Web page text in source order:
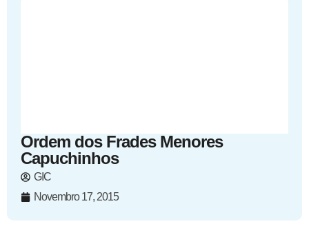
Ordem dos Frades Menores
Capuchinhos
GIC
Novembro 17, 2015